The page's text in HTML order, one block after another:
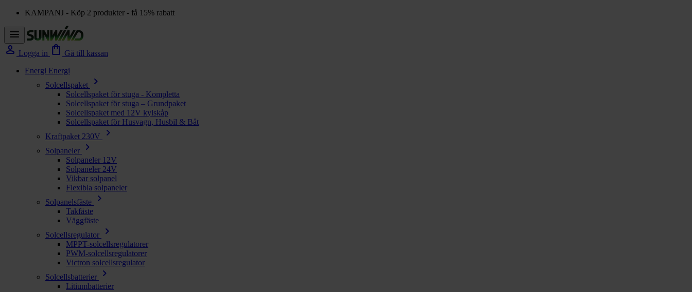
KAMPANJ - Köp 2 produkter - få 15% rabatt
menu
person Logga in shopping_bag Gå till kassan
Energi Energi
Solcellspaket
chevron_right
Solcellspaket för stuga - Kompletta
Solcellspaket för stuga – Grundpaket
Solcellspaket med 12V kylskåp
Solcellspaket för Husvagn, Husbil & Båt
Kraftpaket 230V
chevron_right
Solpaneler chevron_right
Solpaneler 12V
Solpaneler 24V
Vikbar solpanel
Flexibla solpaneler
Solpanelsfäste
chevron_right
Takfäste
Väggfäste
Solcellsregulator
chevron_right
MPPT-solcellsregulatorer
PWM-solcellsregulatorer
Victron solcellsregulator
Solcellsbatterier
chevron_right
Litiumbatterier